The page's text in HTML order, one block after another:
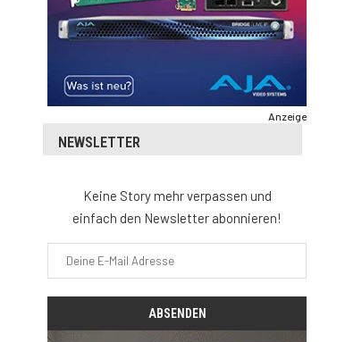
Anzeige
NEWSLETTER
Keine Story mehr verpassen und
einfach den Newsletter abonnieren!